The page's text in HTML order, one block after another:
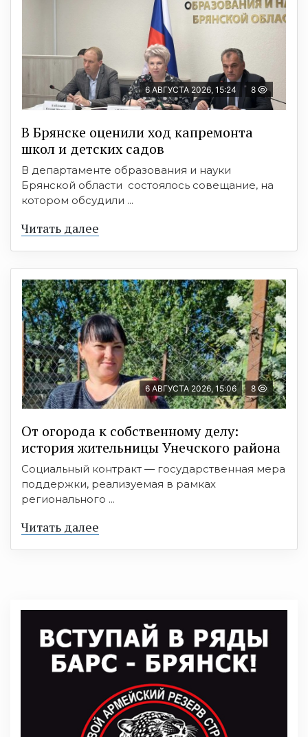
6 АВГУСТА 2026, 15:24 8
В Брянске оценили ход капремонта
школ и детских садов
В департаменте образования и науки
Брянской области состоялось совещание, на
котором обсудили ...
Читать далее
6 АВГУСТА 2026, 15:06 8
От огорода к собственному делу:
история жительницы Унечского района
Социальный контракт — государственная мера
поддержки, реализуемая в рамках
регионального ...
Читать далее